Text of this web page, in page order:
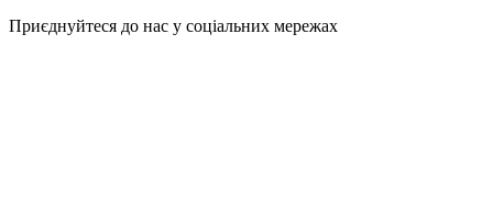
Приєднуйтеся до нас у соціальних мережах